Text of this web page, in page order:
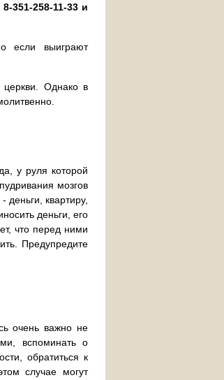
351-258-11-33 и
если выиграют
церкви. Однако в
у руля которой
мозгов
квартиру,
деньги, его
что перед ними
Предупредите
очень важно не
вспоминать о
обратиться к
случае могут